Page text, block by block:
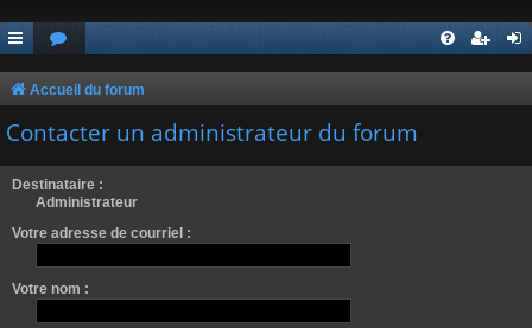
Accueil du forum
Contacter un administrateur du forum
Destinataire :
Administrateur
Votre adresse de courriel :
Votre nom :